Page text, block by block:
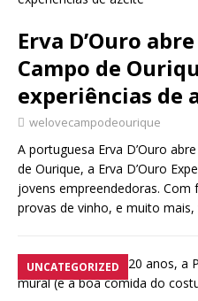
Erva D’Ouro
Campo de
experiências de
welovecampodeourique
A portuguesa Erva D’Ouro
de Ourique, a Erva D’Ouro
jovens empreendedoras. Com
provas de vinho, e muito mais,
UNCATEGORIZED